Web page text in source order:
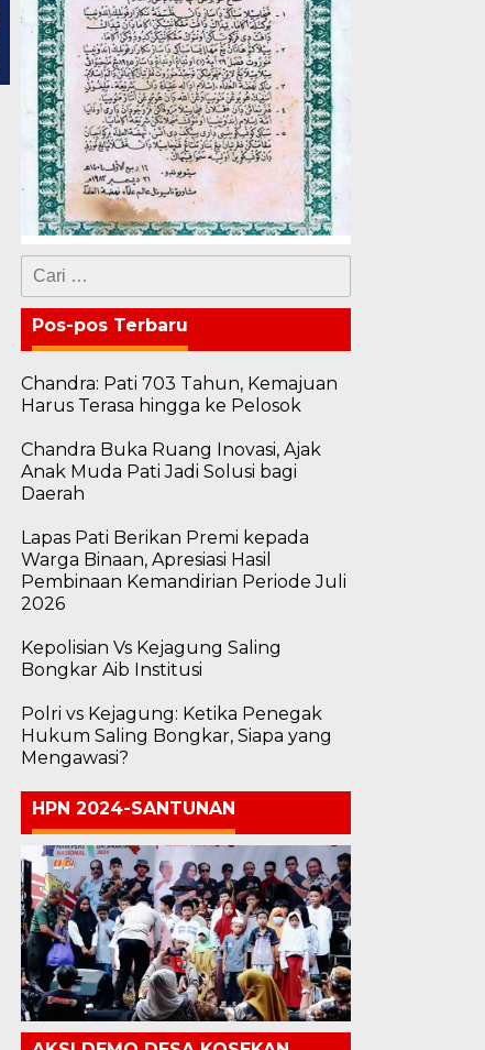
Cari
untuk:
Pos-pos Terbaru
Chandra: Pati 703 Tahun, Kemajuan
Harus Terasa hingga ke Pelosok
Chandra Buka Ruang Inovasi, Ajak
Anak Muda Pati Jadi Solusi bagi
Daerah
Lapas Pati Berikan Premi kepada
Warga Binaan, Apresiasi Hasil
Pembinaan Kemandirian Periode Juli
2026
Kepolisian Vs Kejagung Saling
Bongkar Aib Institusi
Polri vs Kejagung: Ketika Penegak
Hukum Saling Bongkar, Siapa yang
Mengawasi?
HPN 2024-SANTUNAN